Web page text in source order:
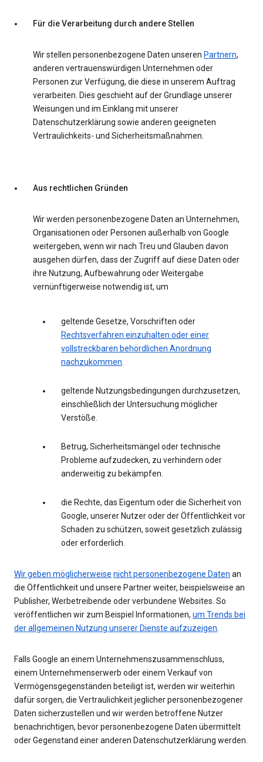
Für die Verarbeitung durch andere Stellen
Wir stellen personenbezogene Daten unseren Partnern,
anderen vertrauenswürdigen Unternehmen oder
Personen zur Verfügung, die diese in unserem Auftrag
verarbeiten. Dies geschieht auf der Grundlage unserer
Weisungen und im Einklang mit unserer
Datenschutzerklärung sowie anderen geeigneten
Vertraulichkeits- und Sicherheitsmaßnahmen.
Aus rechtlichen Gründen
Wir werden personenbezogene Daten an Unternehmen,
Organisationen oder Personen außerhalb von Google
weitergeben, wenn wir nach Treu und Glauben davon
ausgehen dürfen, dass der Zugriff auf diese Daten oder
ihre Nutzung, Aufbewahrung oder Weitergabe
vernünftigerweise notwendig ist, um
geltende Gesetze, Vorschriften oder
Rechtsverfahren einzuhalten oder einer
vollstreckbaren behördlichen Anordnung
nachzukommen.
geltende Nutzungsbedingungen durchzusetzen,
einschließlich der Untersuchung möglicher
Verstöße.
Betrug, Sicherheitsmängel oder technische
Probleme aufzudecken, zu verhindern oder
anderweitig zu bekämpfen.
die Rechte, das Eigentum oder die Sicherheit von
Google, unserer Nutzer oder der Öffentlichkeit vor
Schaden zu schützen, soweit gesetzlich zulässig
oder erforderlich.
Wir geben möglicherweise nicht personenbezogene Daten an
die Öffentlichkeit und unsere Partner weiter, beispielsweise an
Publisher, Werbetreibende oder verbundene Websites. So
veröffentlichen wir zum Beispiel Informationen, um Trends bei
der allgemeinen Nutzung unserer Dienste aufzuzeigen.
Falls Google an einem Unternehmenszusammenschluss,
einem Unternehmenserwerb oder einem Verkauf von
Vermögensgegenständen beteiligt ist, werden wir weiterhin
dafür sorgen, die Vertraulichkeit jeglicher personenbezogener
Daten sicherzustellen und wir werden betroffene Nutzer
benachrichtigen, bevor personenbezogene Daten übermittelt
oder Gegenstand einer anderen Datenschutzerklärung werden.